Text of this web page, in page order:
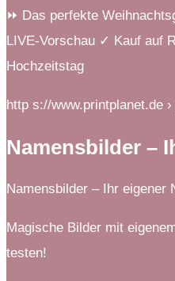
⏩ Das perfekte
LIVE-Vorschau ✓ Kauf auf
Hochzeitstag
http s://www.printplanet.de
Namensbilder –
Namensbilder – Ihr eigener
Magische Bilder mit
testen!